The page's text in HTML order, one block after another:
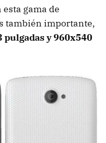
gama de
también importante,
pulgadas y 960x540